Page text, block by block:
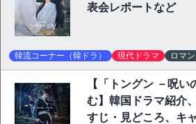
表会レポートなど
韓流コーナー（韓ドラ） 現代ドラマ ロマ
【「トングン －呪い
む】韓国ドラマ紹介
すじ・見どころ、キ